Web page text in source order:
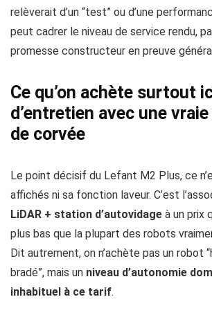
relèverait d’un “test” ou d’une
peut cadrer le niveau de service rendu,
promesse constructeur en preuve
Ce qu’on achète surtout
d’entretien avec une
de corvée
Le point décisif du Lefant M2 Plus, ce
affichés ni sa fonction laveur. C’est
LiDAR + station d’autovidage à un prix
plus bas que la plupart des robots
Dit autrement, on n’achète pas un robot
bradé”, mais un niveau d’autonomie
inhabituel à ce tarif.